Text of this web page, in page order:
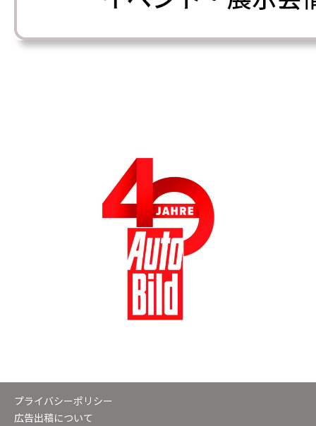
プライバシーポリシー
広告出稿について